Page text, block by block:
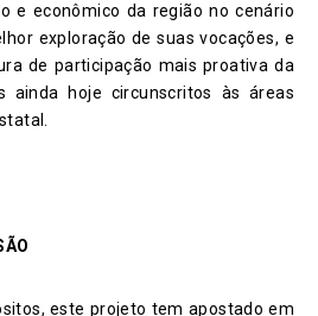
e econômico da região no cenário
exploração de suas vocações, e
de participação mais proativa da
ainda hoje circunscritos às áreas
este projeto tem apostado em